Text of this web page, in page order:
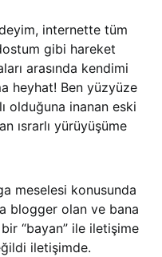
internette tüm
gibi hareket
arasında kendimi
heyhat! Ben yüzyüze
olduğuna inanan eski
ısrarlı yürüyüşüme
meselesi konusunda
blogger olan ve bana
“bayan” ile iletişime
iletişimde.